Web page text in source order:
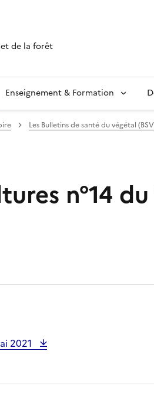
de la forêt
Enseignement & Formation
Les Bulletins de santé du végétal
n°14
2021